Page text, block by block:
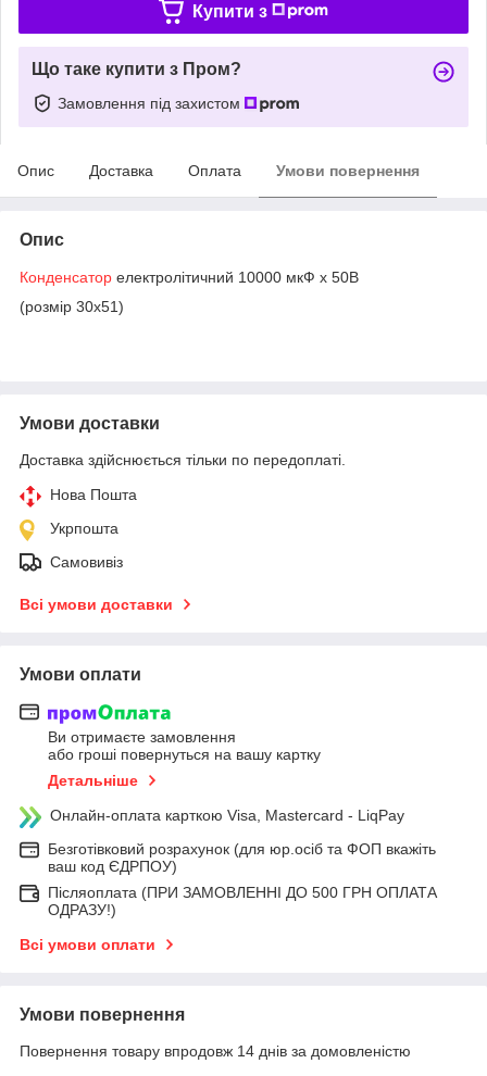
Купити з
Що таке купити з Пром?
Замовлення під захистом
Опис Доставка Оплата Умови повернення
Опис
Конденсатор електролітичний 10000 мкФ х 50В
(розмір 30х51)
Умови доставки
Доставка здійснюється тільки по передоплаті.
Нова Пошта
Укрпошта
Самовивіз
Всі умови доставки
Умови оплати
Ви отримаєте замовлення
або гроші повернуться на вашу картку
Детальніше
Онлайн-оплата карткою Visa, Mastercard - LiqPay
Безготівковий розрахунок (для юр.осіб та ФОП вкажіть
ваш код ЄДРПОУ)
Післяоплата (ПРИ ЗАМОВЛЕННІ ДО 500 ГРН ОПЛАТА
ОДРАЗУ!)
Всі умови оплати
Умови повернення
Повернення товару впродовж 14 днів за домовленістю